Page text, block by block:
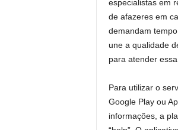
especialistas em
de afazeres em
demandam
une a qualidade
para atender
Para utilizar o
Google Play ou
informações, a